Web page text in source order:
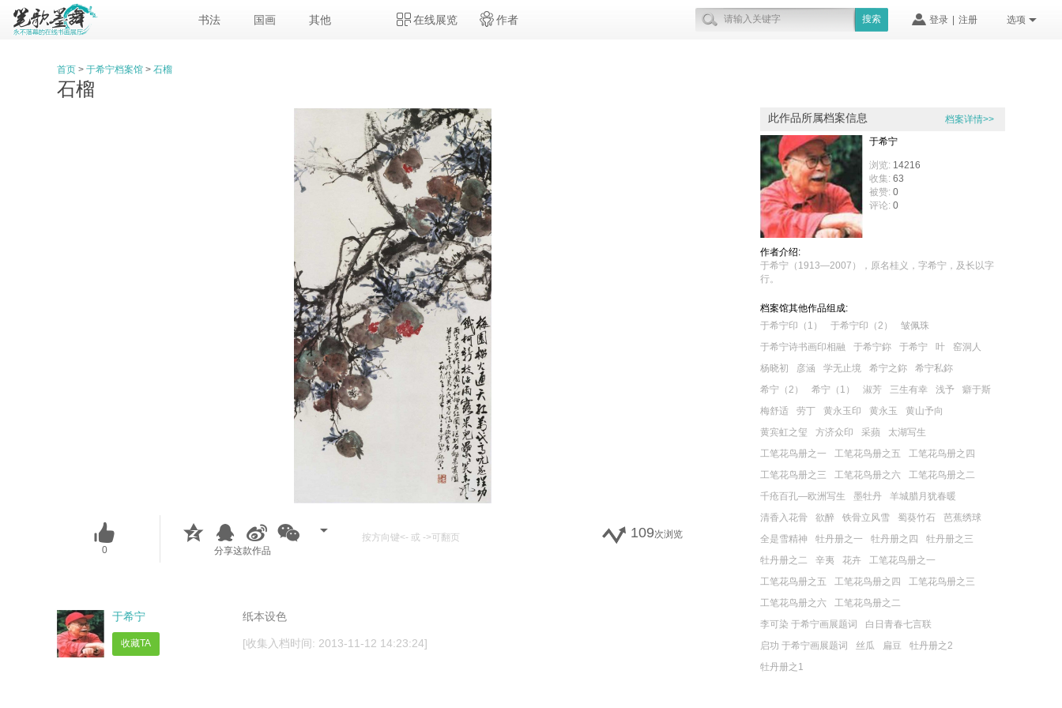
书法 国画 其他 在线展览 作者 选项
登录 注册
搜索
首页 > 于希宁档案馆 > 石榴
石榴
0 分享这款作品
按方向键<- 或 ->可翻页 109次浏览
纸本设色
[收集入档时间: 2013-11-12 14:23:24]
于希宁
收藏TA
此作品所属档案信息
档案详情>>
于希宁
浏览: 14216
收集: 63
被赞: 0
评论: 0
作者介绍:
于希宁（1913—2007），原名桂义，字希宁，及长以字
行。
档案馆其他作品组成:
于希宁印（1）
于希宁印（2）
皱佩珠
于希宁诗书画印相融
于希宁鉨 于希宁 叶
窑洞人
杨晓初
彦涵 学无止境 希宁之鉨
希宁私鉨
希宁（2）
希宁（1） 淑芳 三生有幸 浅予
癖于斯
梅舒适
劳丁 黄永玉印 黄永玉
黄山予向
黄宾虹之玺
方济众印 采蘋
太湖写生
工笔花鸟册之一
工笔花鸟册之五
工笔花鸟册之四
工笔花鸟册之三
工笔花鸟册之六
工笔花鸟册之二
千疮百孔—欧洲写生
墨牡丹
羊城腊月犹春暖
清香入花骨
欲醉 铁骨立风雪 蜀葵竹石
芭蕉绣球
全是雪精神
牡丹册之一 牡丹册之四
牡丹册之三
牡丹册之二
辛夷 花卉
工笔花鸟册之一
工笔花鸟册之五
工笔花鸟册之四
工笔花鸟册之三
工笔花鸟册之六
工笔花鸟册之二
李可染 于希宁画展题词
白日青春七言联
启功 于希宁画展题词
丝瓜 扁豆
牡丹册之2
牡丹册之1